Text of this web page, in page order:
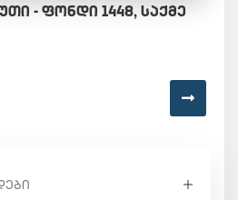
- ᲤᲝᲜᲓᲘ 1448, ᲡᲐᲥᲛᲔ